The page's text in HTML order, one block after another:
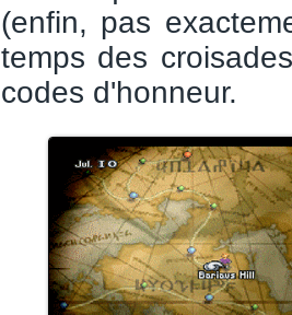
(enfin, pas
temps des
codes d'honneur.